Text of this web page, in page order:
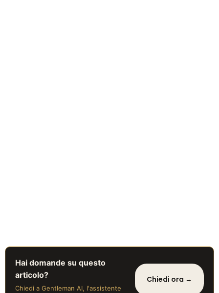
Hai domande su questo
articolo?
Chiedi a Gentleman AI, l'assistente
Chiedi ora →